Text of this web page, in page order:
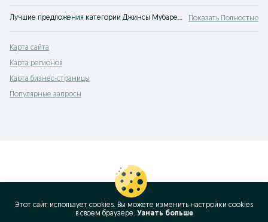
Лучшие предложения категории Джинсы Мубарек. Большой выбор товаров и услуг по выгодным ценам на OLX! Множество предложений на OLX.uz! Показать Полностью
Карта сайта
Карта регионов
Карта бизнес-страницы
Популярные запросы
Этот сайт использует cookies. Вы можете изменить настройки cookies
в своeм браузере. Узнать больше